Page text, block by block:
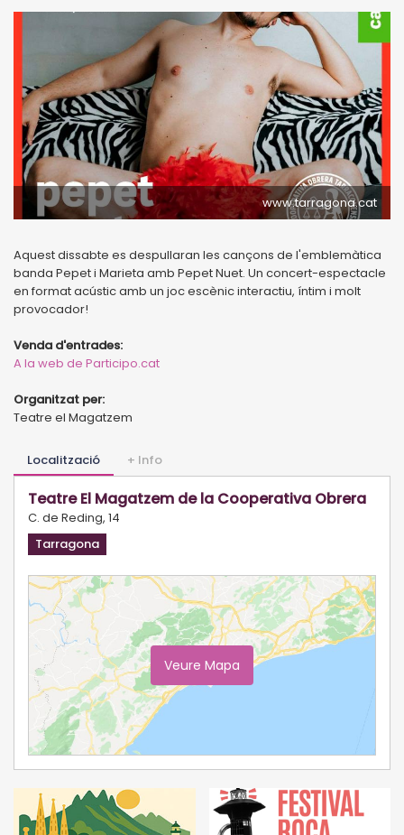
www.tarragona.cat
Aquest dissabte es despullaran les cançons de l'emblemàtica
banda Pepet i Marieta amb Pepet Nuet. Un concert-espectacle
en format acústic amb un joc escènic interactiu, íntim i molt
provocador!
Venda d'entrades:
A la web de Participo.cat
Organitzat per:
Teatre el Magatzem
Localització + Info
Teatre El Magatzem de la Cooperativa Obrera
C. de Reding, 14
Tarragona
Veure Mapa